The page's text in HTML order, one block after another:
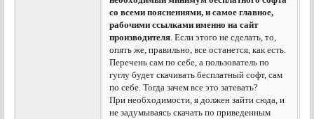
со всеми пояснениями, и самое главное,
рабочими ссылками именно на сайт
производителя. Если этого не сделать, то,
опять же, правильно, все останется, как есть.
Перечень сам по себе, а пользователь по
гуглу будет скачивать бесплатный софт, сам
по себе. Тогда зачем все это затевать?
При необходимости, я должен зайти сюда, и
не задумываясь скачать по приведенным